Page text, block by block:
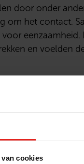
cookies
door onder
om het contact.
en voelden
door Fee,
mooie bijdrage
oud
generaties met
alleen een tafel